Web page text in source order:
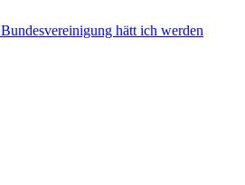
hätt ich werden